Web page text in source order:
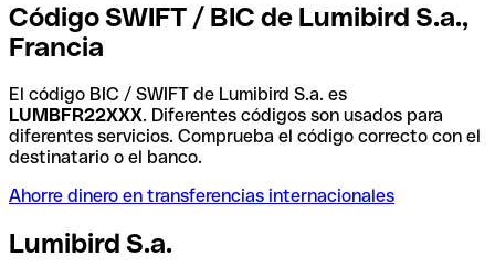
Código SWIFT / BIC de Lumibird S.a.,
Francia
El código BIC / SWIFT de Lumibird S.a. es
LUMBFR22XXX. Diferentes códigos son usados para
diferentes servicios. Comprueba el código correcto con el
destinatario o el banco.
Ahorre dinero en transferencias internacionales
Lumibird S.a.